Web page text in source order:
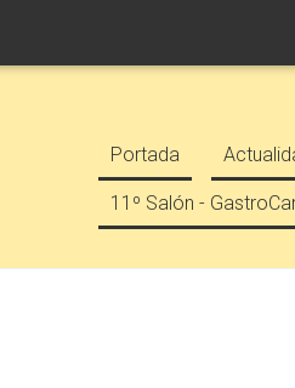
Portada
11º Salón -